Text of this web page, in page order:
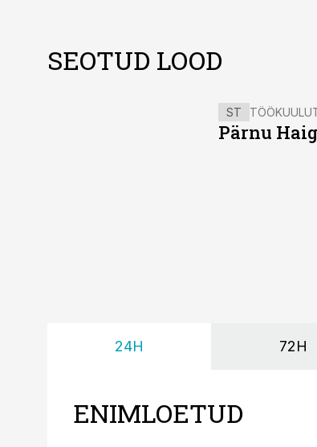
SEOTUD LOOD
ST
Pärnu
24H 72H
ENIMLOETUD